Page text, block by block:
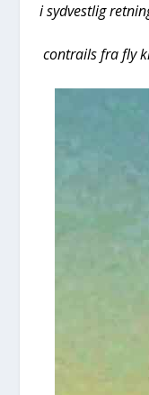
i syd­ve­st­lig
con­trails fra fly